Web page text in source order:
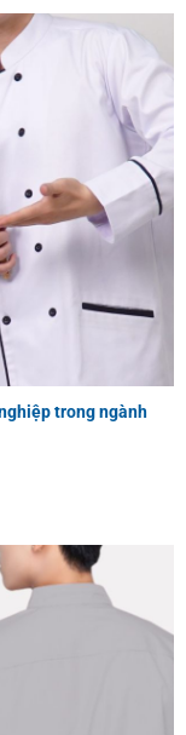
trong ngành